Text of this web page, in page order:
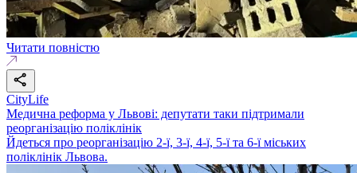
Читати повністю
CityLife
Медична реформа у Львові: депутати таки підтримали
реорганізацію поліклінік
Йдеться про реорганізацію 2-ї, 3-ї, 4-ї, 5-ї та 6-ї міських
поліклінік Львова.